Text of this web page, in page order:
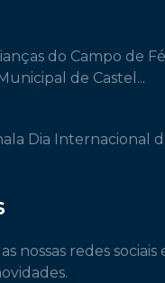
do Campo de
de Castel...
Dia Internacional
nossas redes